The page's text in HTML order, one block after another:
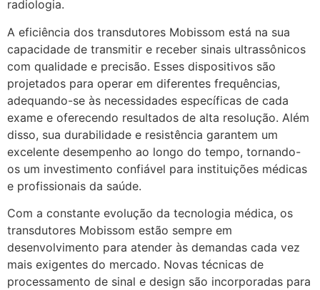
radiologia.
A eficiência dos transdutores Mobissom está na sua
capacidade de transmitir e receber sinais ultrassônicos
com qualidade e precisão. Esses dispositivos são
projetados para operar em diferentes frequências,
adequando-se às necessidades específicas de cada
exame e oferecendo resultados de alta resolução. Além
disso, sua durabilidade e resistência garantem um
excelente desempenho ao longo do tempo, tornando-
os um investimento confiável para instituições médicas
e profissionais da saúde.
Com a constante evolução da tecnologia médica, os
transdutores Mobissom estão sempre em
desenvolvimento para atender às demandas cada vez
mais exigentes do mercado. Novas técnicas de
processamento de sinal e design são incorporadas para